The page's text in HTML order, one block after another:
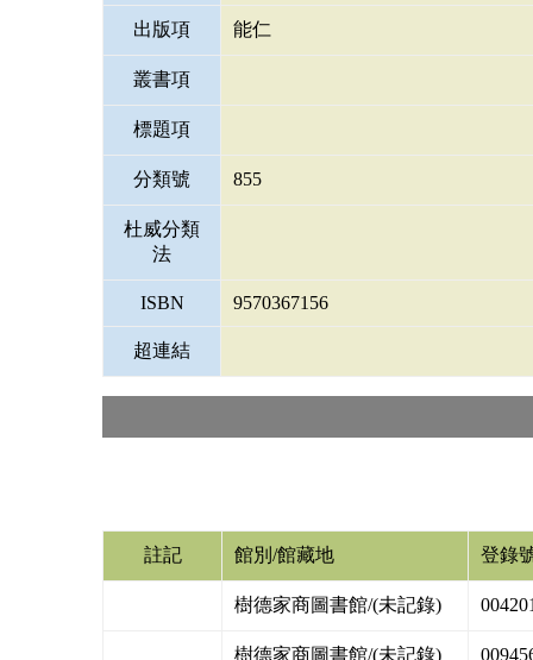
出版項 能仁
叢書項
標題項
分類號 855
杜威分類
法
ISBN 9570367156
超連結
註記 館別/館藏地 登錄
樹德家商圖書館/(未記錄)
樹德家商圖書館/(未記錄)